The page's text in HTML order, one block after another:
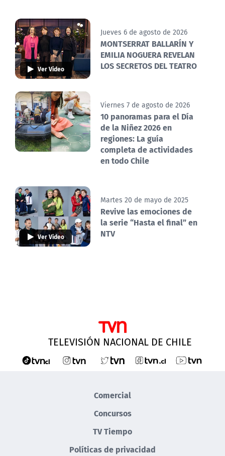
Ver Video
Jueves 6 de agosto de 2026
MONTSERRAT BALLARÍN Y
EMILIA NOGUERA REVELAN
LOS SECRETOS DEL TEATRO
Viernes 7 de agosto de 2026
10 panoramas para el Día
de la Niñez 2026 en
regiones: La guía
completa de actividades
en todo Chile
Ver Video
Martes 20 de mayo de 2025
Revive las emociones de
la serie “Hasta el final” en
NTV
TELEVISIÓN NACIONAL DE CHILE
Comercial
Concursos
TV Tiempo
Políticas de privacidad